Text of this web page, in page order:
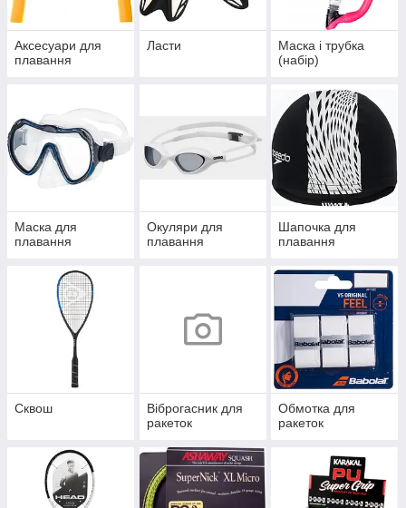
Аксесуари для
плавання
Ласти
Маска і трубка
(набір)
Маска для
плавання
Окуляри для
плавання
Шапочка для
плавання
Сквош
Віброгасник для
ракеток
Обмотка для
ракеток